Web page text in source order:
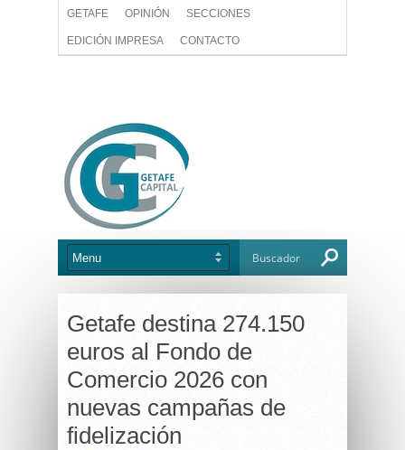
GETAFE OPINIÓN SECCIONES
EDICIÓN IMPRESA CONTACTO
Getafe destina 274.150
euros al Fondo de
Comercio 2026 con
nuevas campañas de
fidelización